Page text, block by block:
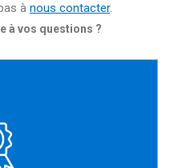
à nous contacter.
à vos questions ?